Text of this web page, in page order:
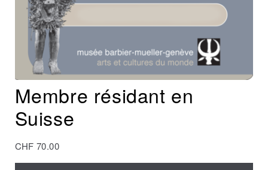
Membre résidant en
Suisse
CHF 70.00